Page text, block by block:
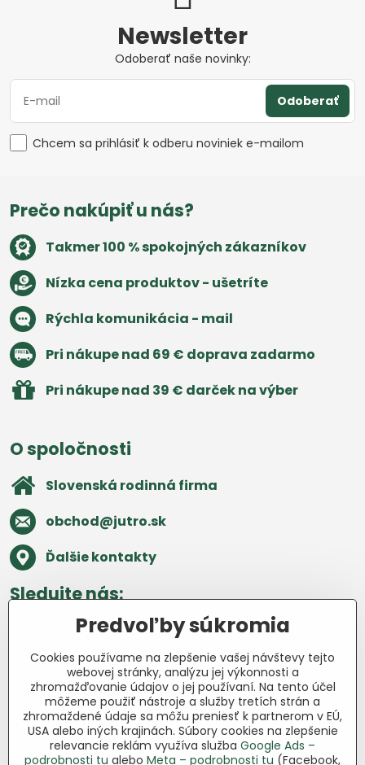
Newsletter
Odoberať naše novinky:
Odoberať
Chcem sa prihlásiť k odberu noviniek e-mailom
Prečo nakúpiť u nás?
Takmer 100 % spokojných zákazníkov
Nízka cena produktov - ušetríte
Rýchla komunikácia - mail
Pri nákupe nad 69 € doprava zadarmo
Pri nákupe nad 39 € darček na výber
O spoločnosti
Slovenská rodinná firma
obchod​@jutro​.sk
Ďalšie kontakty
Sledujte nás:
Facebook Pinterest Instagram Blog
Všetko o nákupe
Ďakujeme za podporu
Sme slovenský e-shop bez dotácií​.
Fungujeme len vďaka vám – ľuďom, ktorí
Predvoľby súkromia
Cookies používame na zlepšenie vašej návštevy tejto
webovej stránky, analýzu jej výkonnosti a
zhromažďovanie údajov o jej používaní. Na tento účel
môžeme použiť nástroje a služby tretích strán a
zhromaždené údaje sa môžu preniesť k partnerom v EÚ,
USA alebo iných krajinách. Súbory cookies na zlepšenie
relevancie reklám využíva služba Google Ads –
podrobnosti tu alebo Meta – podrobnosti tu (Facebook,